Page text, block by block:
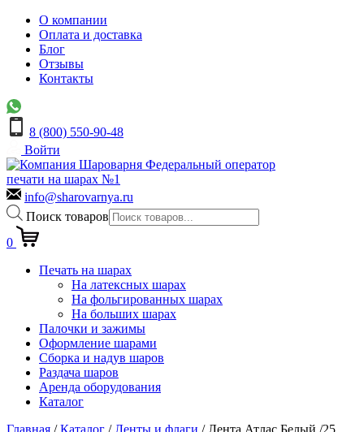
О компании
Оплата и доставка
Блог
Отзывы
Контакты
8 (800) 550-90-48
Войти
Федеральный оператор
печати на шарах №1
info@sharovarnya.ru
Поиск товаров
0
Печать на шарах
На латексных шарах
На фольгированных шарах
На больших шарах
Палочки и зажимы
Оформление шарами
Сборка и надув шаров
Раздача шаров
Аренда оборудования
Каталог
Главная / Каталог / Ленты и флаги /Лента Атлас Белый /25